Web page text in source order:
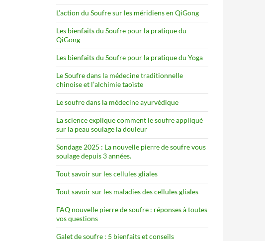
L’action du Soufre sur les méridiens en QiGong
Les bienfaits du Soufre pour la pratique du
QiGong
Les bienfaits du Soufre pour la pratique du Yoga
Le Soufre dans la médecine traditionnelle
chinoise et l’alchimie taoïste
Le soufre dans la médecine ayurvédique
La science explique comment le soufre appliqué
sur la peau soulage la douleur
Sondage 2025 : La nouvelle pierre de soufre vous
soulage depuis 3 années.
Tout savoir sur les cellules gliales
Tout savoir sur les maladies des cellules gliales
FAQ nouvelle pierre de soufre : réponses à toutes
vos questions
Galet de soufre : 5 bienfaits et conseils